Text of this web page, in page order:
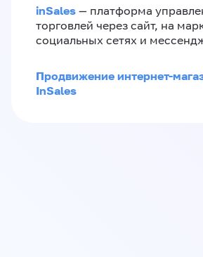
inSales — платформа
торговлей через сайт, на
социальных сетях и
Продвижение интернет-
InSales